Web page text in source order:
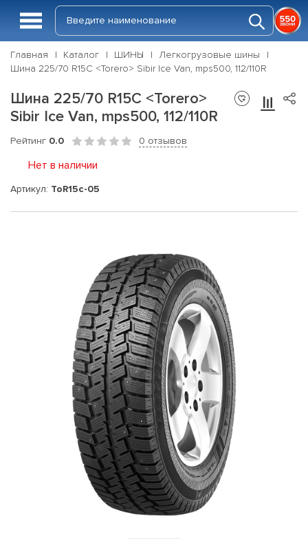
Главная Каталог ШИНЫ
Легкогрузовые шины
Шина 225/70 R15C <Torero> Sibir Ice Van, mps500, 112/110R
Шина 225/70 R15C <Torero>
Sibir Ice Van, mps500, 112/110R
Рейтинг 0.0 0 отзывов
Нет в наличии
Артикул: ToR15c-05